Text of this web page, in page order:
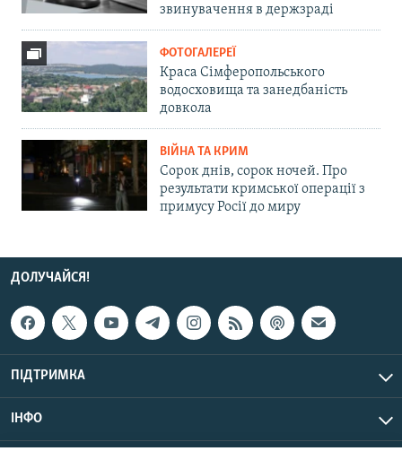
звинувачення в держзраді
ФОТОГАЛЕРЕЇ
Краса Сімферопольського
водосховища та занедбаність
довкола
ВІЙНА ТА КРИМ
Сорок днів, сорок ночей. Про
результати кримської операції з
примусу Росії до миру
ДОЛУЧАЙСЯ!
ПІДТРИМКА
ІНФО